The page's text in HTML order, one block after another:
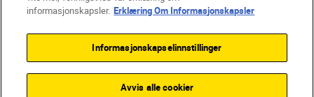
Back to top
informasjonskapsler. Erklæring Om Informasjonskapsler
Informasjonskapselinnstillinger
Avvis alle cookier